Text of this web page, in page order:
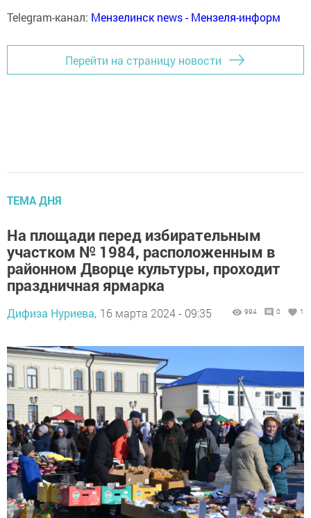
Telegram-канал: Мензелинск news - Мензеля-информ
Перейти на страницу новости
ТЕМА ДНЯ
На площади перед избирательным
участком № 1984, расположенным в
районном Дворце культуры, проходит
праздничная ярмарка
Дифиза Нуриева, 16 марта 2024 - 09:35 994 0 1